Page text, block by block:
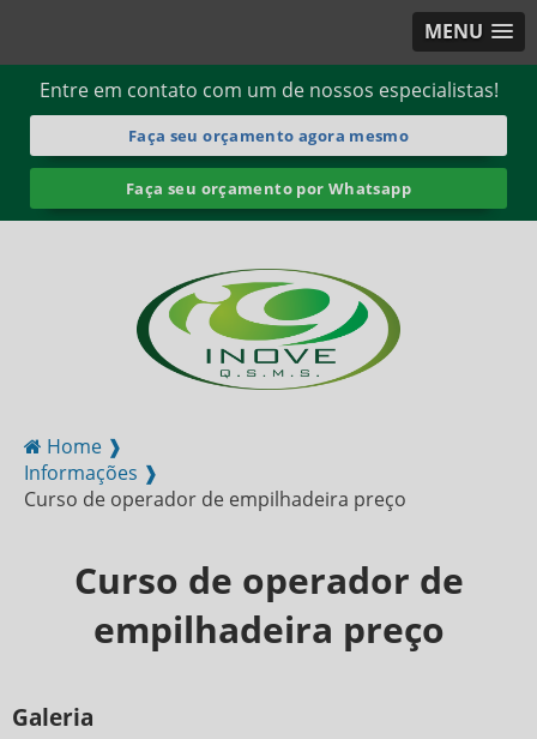
MENU
Entre em contato com um de nossos especialistas!
Faça seu orçamento agora mesmo
Faça seu orçamento por Whatsapp
Home ❱
Informações ❱
Curso de operador de empilhadeira preço
Curso de operador de
empilhadeira preço
Galeria